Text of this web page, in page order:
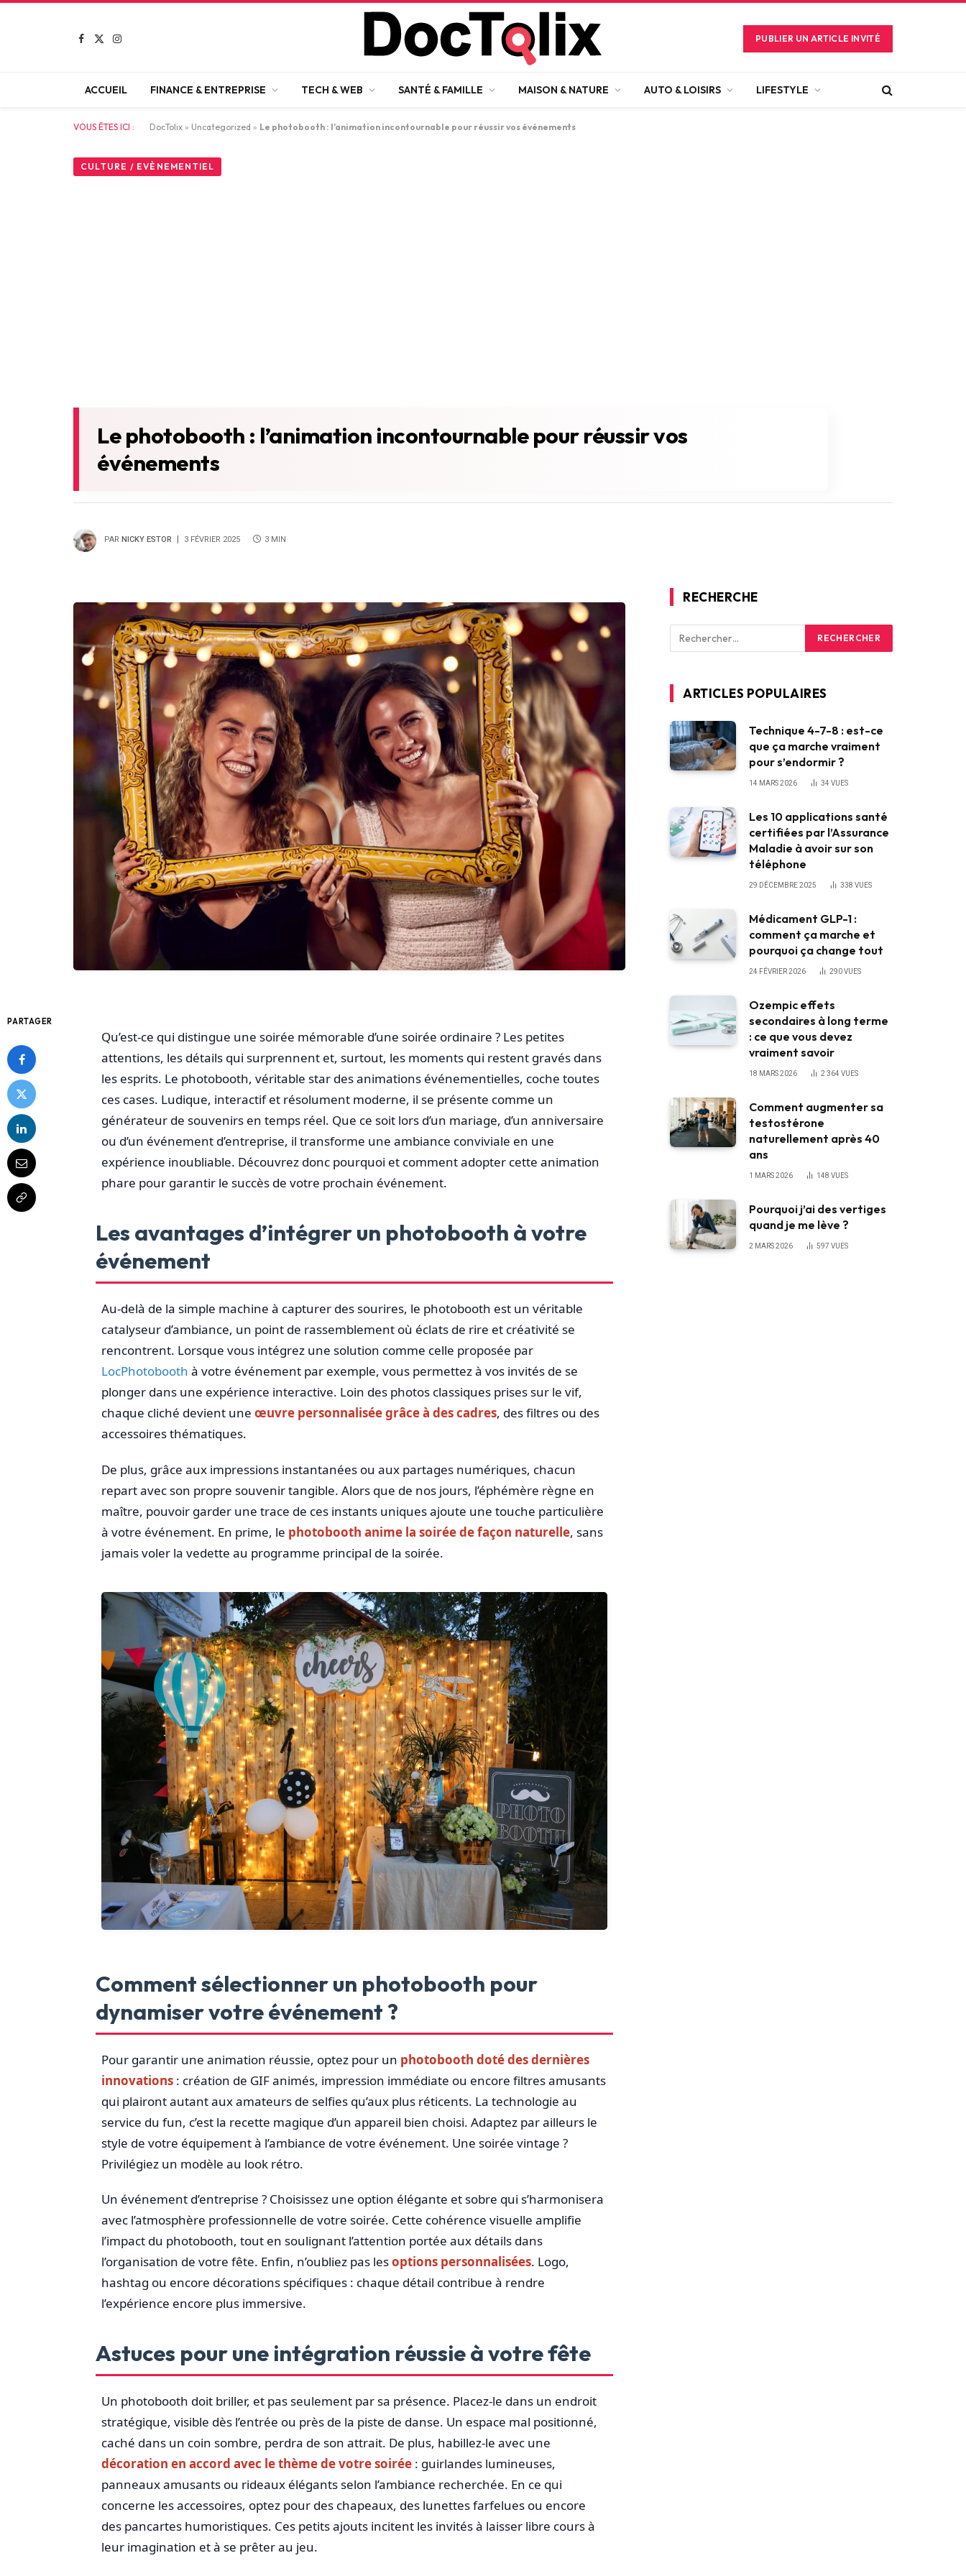
Facebook
X
Instagram PUBLIER UN ARTICLE INVITÉ
ACCUEIL FINANCE & ENTREPRISE TECH & WEB SANTÉ & FAMILLE MAISON & NATURE AUTO & LOISIRS LIFESTYLE
VOUS ÊTES ICI : DocTolix » Uncategorized » Le photobooth : l’animation incontournable pour réussir vos événements
CULTURE / EVÈNEMENTIEL
Le photobooth : l’animation incontournable pour réussir vos
événements
PAR NICKY ESTOR 3 FÉVRIER 2025 3 MIN
PARTAGER
Qu’est-ce qui distingue une soirée mémorable d’une soirée ordinaire ? Les petites
attentions, les détails qui surprennent et, surtout, les moments qui restent gravés dans
les esprits. Le photobooth, véritable star des animations événementielles, coche toutes
ces cases. Ludique, interactif et résolument moderne, il se présente comme un
générateur de souvenirs en temps réel. Que ce soit lors d’un mariage, d’un anniversaire
ou d’un événement d’entreprise, il transforme une ambiance conviviale en une
expérience inoubliable. Découvrez donc pourquoi et comment adopter cette animation
phare pour garantir le succès de votre prochain événement.
Les avantages d’intégrer un photobooth à votre
événement
Au-delà de la simple machine à capturer des sourires, le photobooth est un véritable
catalyseur d’ambiance, un point de rassemblement où éclats de rire et créativité se
rencontrent. Lorsque vous intégrez une solution comme celle proposée par
LocPhotobooth à votre événement par exemple, vous permettez à vos invités de se
plonger dans une expérience interactive. Loin des photos classiques prises sur le vif,
chaque cliché devient une œuvre personnalisée grâce à des cadres, des filtres ou des
accessoires thématiques.
De plus, grâce aux impressions instantanées ou aux partages numériques, chacun
repart avec son propre souvenir tangible. Alors que de nos jours, l’éphémère règne en
maître, pouvoir garder une trace de ces instants uniques ajoute une touche particulière
à votre événement. En prime, le photobooth anime la soirée de façon naturelle, sans
jamais voler la vedette au programme principal de la soirée.
Comment sélectionner un photobooth pour
dynamiser votre événement ?
Pour garantir une animation réussie, optez pour un photobooth doté des dernières
innovations: création de GIF animés, impression immédiate ou encore filtres amusants
qui plairont autant aux amateurs de selfies qu’aux plus réticents. La technologie au
service du fun, c’est la recette magique d’un appareil bien choisi. Adaptez par ailleurs le
style de votre équipement à l’ambiance de votre événement. Une soirée vintage ?
Privilégiez un modèle au look rétro.
Un événement d’entreprise ? Choisissez une option élégante et sobre qui s’harmonisera
avec l’atmosphère professionnelle de votre soirée. Cette cohérence visuelle amplifie
l’impact du photobooth, tout en soulignant l’attention portée aux détails dans
l’organisation de votre fête. Enfin, n’oubliez pas lesoptions personnalisées. Logo,
hashtag ou encore décorations spécifiques : chaque détail contribue à rendre
l’expérience encore plus immersive.
Astuces pour une intégration réussie à votre fête
Un photobooth doit briller, et pas seulement par sa présence. Placez-le dans un endroit
stratégique, visible dès l’entrée ou près de la piste de danse. Un espace mal positionné,
caché dans un coin sombre, perdra de son attrait. De plus, habillez-le avec une
décoration en accord avec le thème de votre soirée: guirlandes lumineuses,
panneaux amusants ou rideaux élégants selon l’ambiance recherchée. En ce qui
concerne les accessoires, optez pour des chapeaux, des lunettes farfelues ou encore
des pancartes humoristiques. Ces petits ajouts incitent les invités à laisser libre cours à
leur imagination et à se prêter au jeu.
RECHERCHE
ARTICLES POPULAIRES
Technique 4-7-8 : est-ce
que ça marche vraiment
pour s’endormir ?
14 MARS 2026 34 VUES
Les 10 applications santé
certifiées par l’Assurance
Maladie à avoir sur son
téléphone
29 DÉCEMBRE 2025 338 VUES
Médicament GLP-1 :
comment ça marche et
pourquoi ça change tout
24 FÉVRIER 2026 290VUES
Ozempic effets
secondaires à long terme
: ce que vous devez
vraiment savoir
18 MARS 2026 2 364 VUES
Comment augmenter sa
testostérone
naturellement après 40
ans
1 MARS 2026 148 VUES
Pourquoi j’ai des vertiges
quand je me lève ?
2 MARS 2026 597 VUES